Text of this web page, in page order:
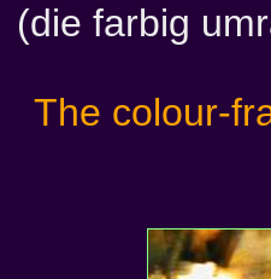
(die farbig
The colour-